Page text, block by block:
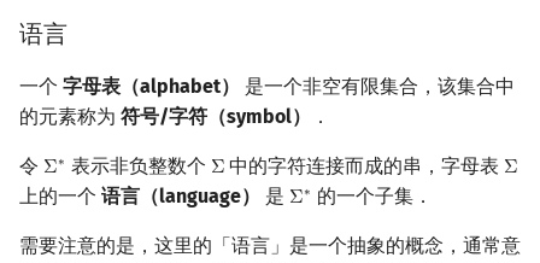
镜像站列表
致谢
Geany
Special Judge
Testlib
Polygon 编译优化
Java 速成
Java 进阶
桶排序
前缀和 & 差分
二分
倍增
IDA*
回溯法
Dancing Links
状压 DP
数位 DP
插头 DP
Boyer–Moore 算法
Z 函数（扩展 KMP）
AC 自动机
置换和排列
弧度制与坐标系
复数 模逆元
常系数齐次线性递推
Entringer Number
特征多项式
块状数据结构
单调栈
单调队列 左偏红黑树
动态树分治
拓扑排序
最短路问题
生成树问题
扫描线
旋转卡壳
半平面交
多带图灵机
图灵机的编码
通用图灵机
语言
一个 字母表（alphabet）
是一个非空有限集合，该集合中
的元素称为 符号/字符（symbol） ．
令 Σ∗
Σ∗ 表示非负整数个 Σ
Σ 中的字符连接而成的串，字母表 Σ
Σ
上的一个 语言（language） 是 Σ∗
Σ∗ 的一个子集．
需要注意的是，这里的「语言」是一个抽象的概念，通常意